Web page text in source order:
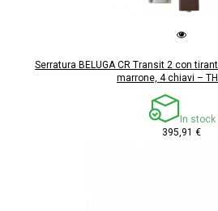
Serratura BELUGA CR Transit 2 con
marrone, 4 chiavi –
In stock
395,91 €